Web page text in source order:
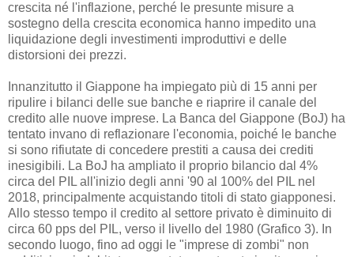
crescita né l'inflazione, perché le presunte misure a
sostegno della crescita economica hanno impedito una
liquidazione degli investimenti improduttivi e delle
distorsioni dei prezzi.
Innanzitutto il Giappone ha impiegato più di 15 anni per
ripulire i bilanci delle sue banche e riaprire il canale del
credito alle nuove imprese. La Banca del Giappone (BoJ) ha
tentato invano di reflazionare l'economia, poiché le banche
si sono rifiutate di concedere prestiti a causa dei crediti
inesigibili. La BoJ ha ampliato il proprio bilancio dal 4%
circa del PIL all'inizio degli anni '90 al 100% del PIL nel
2018, principalmente acquistando titoli di stato giapponesi.
Allo stesso tempo il credito al settore privato è diminuito di
circa 60 pps del PIL, verso il livello del 1980 (Grafico 3). In
secondo luogo, fino ad oggi le "imprese di zombi" non